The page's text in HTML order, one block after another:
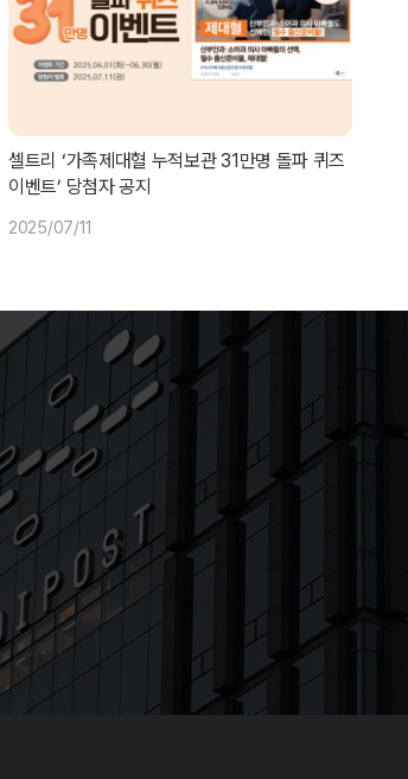
셀트리 ‘가족제대혈 누적보관 31만명 돌파 퀴즈
이벤트’ 당첨자 공지
2025/07/11